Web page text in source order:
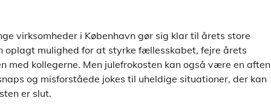
virksomheder i København gør sig klar til årets store
oplagt mulighed for at styrke fællesskabet, fejre årets
med kollegerne. Men julefrokosten kan også være en aften
og misforståede jokes til uheldige situationer, der kan
er slut.